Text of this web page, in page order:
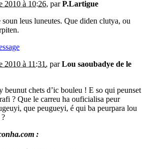
2010 à 10:26, parP.Lartigue
leus luneutes. Que diden clutya, ou
2010 à 11:31 , parLou saoubadye de le
beunut chets d’ic bouleu ! E so qui peunset
? Que le carreu ha ouficialisa peur
que peugueyi, é qui ba peurpara lou
: